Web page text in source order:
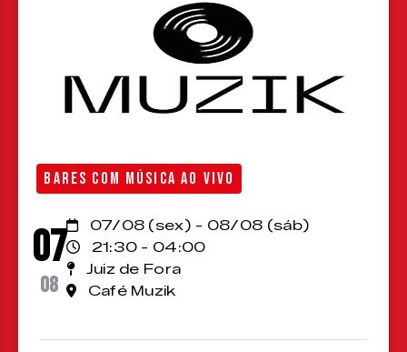
BARES COM MÚSICA AO VIVO
07
08
07/08 (sex) - 08/08 (sáb)
21:30 - 04:00
Juiz de Fora
Café Muzik